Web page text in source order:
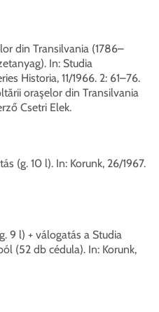
din Transilvania (1786–
In: Studia
Historia, 11/1966. 2: 61–76.
oraşelor din Transilvania
Csetri Elek.
(g. 10 l). In: Korunk, 26/1967.
9 l) + válogatás a Studia
(52 db cédula). In: Korunk,